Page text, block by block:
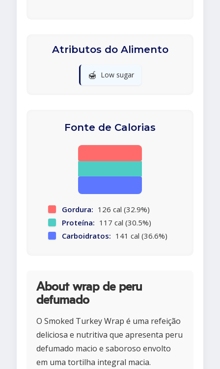
Atributos do Alimento
🍯 Low sugar
Fonte de Calorias
Gordura: 126 cal (32.9%)
Proteína: 117 cal (30.5%)
Carboidratos: 141 cal (36.6%)
About wrap de peru
defumado
O Smoked Turkey Wrap é uma refeição
deliciosa e nutritiva que apresenta peru
defumado macio e saboroso envolto
em uma tortilha integral macia.